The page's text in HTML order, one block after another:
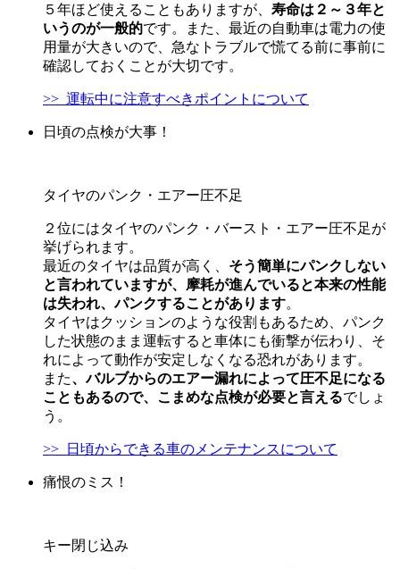
５年ほど使えることもありますが、 寿命は２～３年と
いうのが一般的です。また、最近の自動車は電力の使
用量が大きいので、急なトラブルで慌てる前に事前に
確認しておくことが大切です。
>> 運転中に注意すべきポイントについて
日頃の点検が大事！
タイヤのパンク・エアー圧不足
２位にはタイヤのパンク・バースト・エアー圧不足が
挙げられます。
最近のタイヤは品質が高く、 そう簡単にパンクしない
と言われていますが、摩耗が進んでいると本来の性能
は失われ、パンクすることがあります。
タイヤはクッションのような役割もあるため、パンク
した状態のまま運転すると車体にも衝撃が伝わり、そ
れによって動作が安定しなくなる恐れがあります。
また、バルブからのエアー漏れによって圧不足になる
こともあるので、こまめな点検が必要と言えるでしょ
う。
>> 日頃からできる車のメンテナンスについて
痛恨のミス！
キー閉じ込み